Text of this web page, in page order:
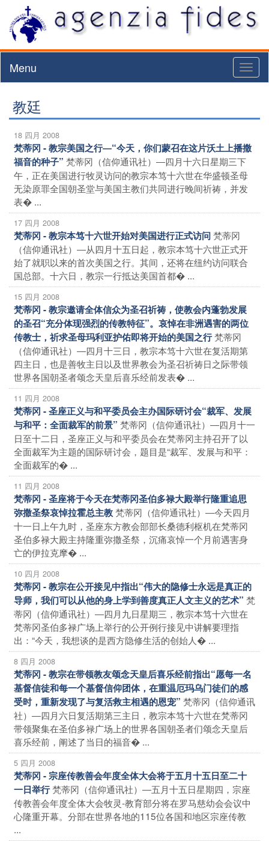
Menu
教廷
18 四月 2008
梵蒂冈 - 教宗美国之行―“今天，你们蒙召在这片沃土上播撒
福音的种子” 梵蒂冈（信仰通讯社）―四月十六日星期三下
午，正在美国进行牧灵访问的教宗本笃十六世在华盛顿圣母
无染原罪全国朝圣堂与美国主教们共同进行晚间祈祷，并发
表� ...
17 四月 2008
梵蒂冈 - 教宗本笃十六世开始对美国进行正式访问梵蒂冈
（信仰通讯社）―从四月十五日起，教宗本笃十六世正式开
始了就职以来的首次美国之行。其间，还将在纽约访问联合
国总部。十六日，教宗一行抵达美国首都� ...
15 四月 2008
梵蒂冈 - 教宗邀请全体信众为圣召祈祷，使教会内蓬勃发展
的圣召“充分体现强烈的传教特征”。哀悼在非洲遇害的两位
传教士，祈求圣母玛利亚护佑即将开始的美国之行梵蒂冈
（信仰通讯社）―四月十三日，教宗本笃十六世在复活期第
四主日，也是善牧主日以及世界教会为圣召祈祷日之际带领
世界各国朝圣者颂念天皇后喜乐经前发表� ...
11 四月 2008
梵蒂冈 - 圣座正义与和平委员会主办国际研讨会“裁军、发展
与和平：全面裁军的前景” 梵蒂冈（信仰通讯社）―四月十一
日至十二日，圣座正义与和平委员会在梵蒂冈主持召开了以
全面裁军为主题的国际研讨会，题目是“裁军、发展与和平：
全面裁军的� ...
11 四月 2008
梵蒂冈 - 圣座将于今天在梵蒂冈圣伯多禄大殿举行隆重追思
弥撒圣祭哀悼拉霍总主教梵蒂冈（信仰通讯社）―今天四月
十一日上午九时，圣座东方教会部部长桑德利枢机在梵蒂冈
圣伯多禄大殿主持隆重弥撒圣祭，沉痛哀悼一个月前遇害身
亡的伊拉克摩� ...
10 四月 2008
梵蒂冈 - 教宗在公开接见中指出“伟大的隐修士永远是真正的
导师，我们可以从他的身上学到善度真正人文主义的艺术” 梵
蒂冈（信仰通讯社）―四月九日星期三，教宗本笃十六世在
梵蒂冈圣伯多禄广场上举行的公开例行接见中讲解要理指
出：“今天，我想谈的是西方隐修生活的创始人� ...
8 四月 2008
梵蒂冈 - 教宗在带领教友颂念天皇后喜乐经前指出“愿每一名
基督信徒和每一个基督信仰团体，在重温厄玛乌门徒们的感
受时，重新发现了与复活救主相遇的恩宠” 梵蒂冈（信仰通讯
社）―四月六日复活期第三主日，教宗本笃十六世在梵蒂冈
带领聚集在圣伯多禄广场上的世界各国朝圣者们颂念天皇后
喜乐经前，阐述了当日的福音� ...
5 四月 2008
梵蒂冈 - 宗座传教善会年度全体大会将于五月十五日至二十
一日举行梵蒂冈（信仰通讯社）―五月十五日星期四，宗座
传教善会年度全体大会牧灵-教育部分将在罗马慈幼会会议中
心隆重开幕。分部在世界各地的115位各国和地区宗座传教
...